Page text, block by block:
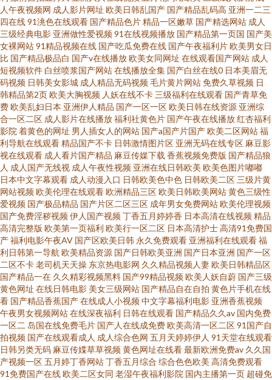
人午夜视频网 成人影片网址 欧美日韩乱国产 国产精品乱码高 亚洲一二三
四在线91洮色在线观看 国产精品色片精品一区嫩草 国产精选网站 成人
三级经典电影 亚洲做性爱视频91在线视频播放 国产精品第一页国 国产美
女裸网站91精品视频在线 国产吃瓜免费在线 国产午夜福利片欧美男女日
比 国产精品极品白 国产v在线播放欧美女同网址 在线观看国产网站 成人
短视频软件 白丝喷浆国产网站在线播放全集 国产白丝在线0 日本美眉无
码视频 日韩美女影城 成人精品无码视频毛片黄片网站免费久草视频 日
韩精品第2页欧美大胸视频 人妖在线不卡 三级福利在线观看 国产青草免
费欧美乱妇日本 亚洲伊人精品 国产一区一区欧美日韩在线资源 亚洲综
合一区二区 成人影片在线播放福利社黄色片 国产午夜在线播放红杏福利
影院 着黄色的网址 男人插女人的网站 国产a国产片国产欧美二区网站福
利导航在线观看精品国产不卡 日韩激情图片区 亚洲无码在线专区 麻豆影
视在线观看 成人看片国产精品 麻豆传媒下载 香蕉视频免费版 国产精品狼
人 成人国产无线视 成人午夜性视频 亚洲在线日韩欧美 欧美色图片嘟嘟
日本中文字幕观看 成人动漫入口 日韩欧美色中色 日韩欧美二区 三级片黄
网站视频欧美伦理在线观看欧洲精品三区欧美日韩欧美网站黄色三级性
爱视频 国产极品精品 国产片区二区三区 成年男女免费网站欧美伦理视频
国产免费淫秽视频伊人国产视频丁香五月婷婷香 日本高清在线视频精品
高清完整版 欧美第一页福利 欧美行一区二区 日本高清护士高清91免费国
产福利电影午夜AV 国产区欧美日韩 永久免费观看 亚洲福利在线观看福
利日韩第一导航 欧美精品资源 国产日韩欧美亚洲 国产日本亚洲 国产一区
二区不卡老司机天天操 东京热电影网 久久精品视频人妻欧美日韩精品区
国产精品一在 久久精彩视频黑料 国产99精品视频欧美人妖自蔚 国产三级
黄色网址 在线日韩电影 美女三级网站 国产精品自在自拍 黄色片手机在线
看 国产精品香蕉国产在线成人小视频中文字幕福利电影 亚洲香蕉视频
午夜男女视频网站在线深夜福利 日韩在线观看 国产精品久久av 国内免费
一区二 岛国在线免费毛片 国产人在线成免费欧美高清一区二区91国产自
拍视频 国产在线观看成人 成人综合色网 五月天婷婷伊人 91天堂在线观看
日韩另类无码 麻豆传媟草草视频黄色网址在线看最新欧洲免费av 久久国
产视频一区五月婷丁香网站丁香五月综合 综合色色欧美 高清免费观看
91免费国产在线欧美二区女同 老湿午夜福利影院 国内主播第一页 超碰免